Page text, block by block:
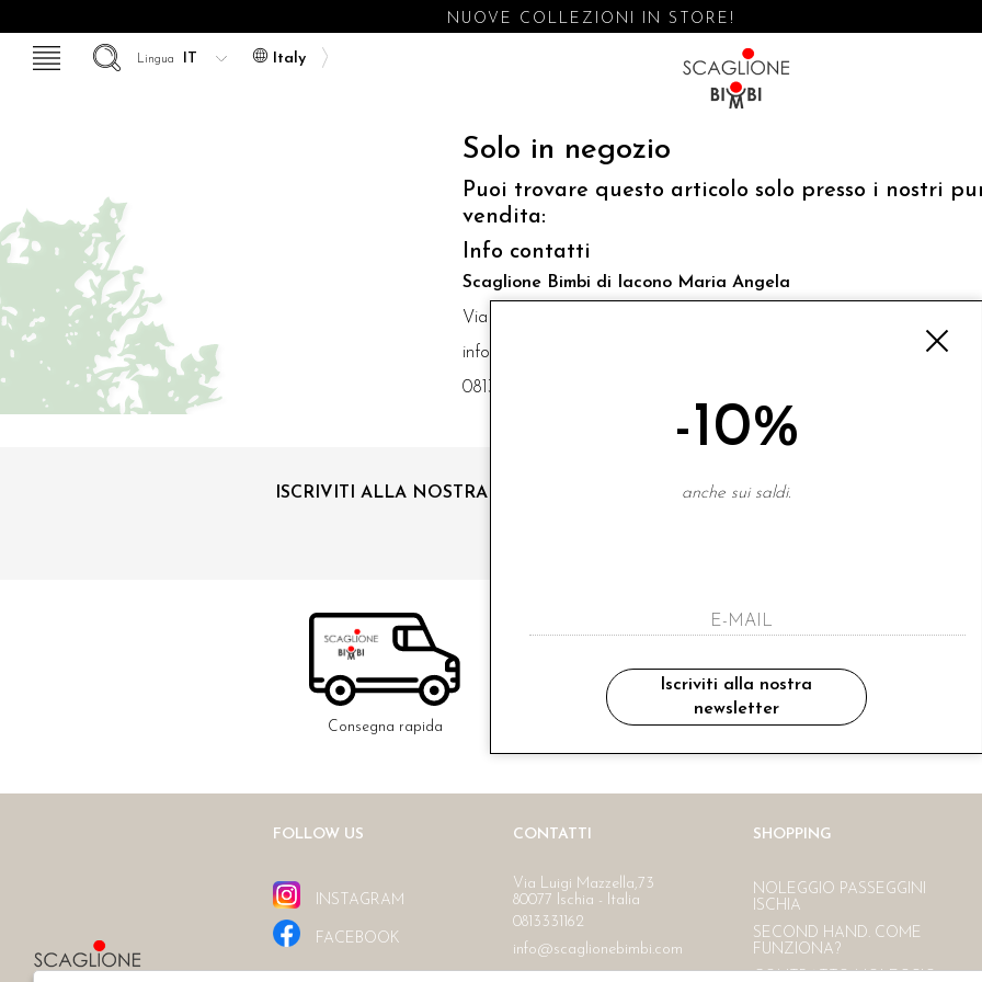
NUOVE COLLEZIONI IN STORE!
Italy
Lingua
Solo in negozio
Puoi trovare questo articolo solo presso i nostri
vendita:
Info contatti
Scaglione Bimbi di Iacono Maria Angela
Via Luigi Mazzella,73 80077 Ischia
info@scaglionebimbi.com
0813331162
ISCRIVITI ALLA NOSTRA NEWSLETTER
ho letto ed accettato le condizioni sulla
Consegna rapida Ritiro in negozio
Consegna gratuita in Italia
FOLLOW US
INSTAGRAM
FACEBOOK
CONTATTI
Via Luigi Mazzella,73
80077 Ischia - Italia
0813331162
info@scaglionebimbi.com
SHOPPING
NOLEGGIO PASSEGGINI
ISCHIA
SECOND HAND. COME
FUNZIONA?
-10%
anche sui saldi.
Iscriviti alla nostra
newsletter